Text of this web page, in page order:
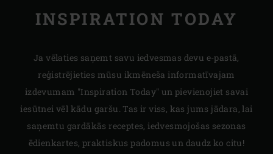
INSPIRATION TODAY
Ja vēlaties saņemt savu iedvesmas devu e-pastā,
reģistrējieties mūsu ikmēneša informatīvajam
izdevumam "Inspiration Today" un pievienojiet savai
iesūtnei vēl kādu garšu. Tas ir viss, kas jums jādara, lai
saņemtu gardākās receptes, iedvesmojošas sezonas
ēdienkartes, praktiskus padomus un daudz ko citu!